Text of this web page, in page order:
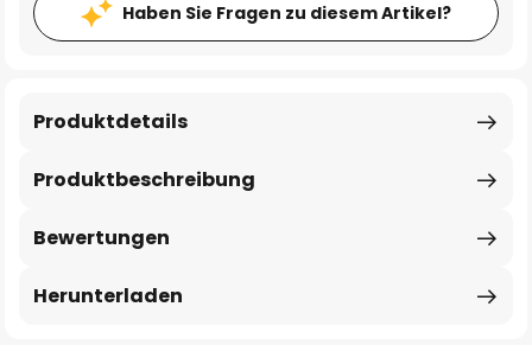
Haben Sie Fragen zu diesem Artikel?
Produktbeschreibung
Produktdetails
Bewertungen
Herunterladen